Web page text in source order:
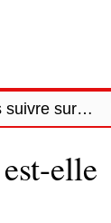
suivre sur…
elle